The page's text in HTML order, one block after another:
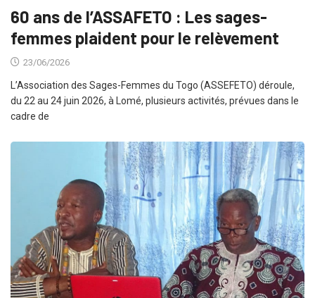
60 ans de l’ASSAFETO : Les sages-
femmes plaident pour le relèvement
23/06/2026
L’Association des Sages-Femmes du Togo (ASSEFETO) déroule,
du 22 au 24 juin 2026, à Lomé, plusieurs activités, prévues dans le
cadre de